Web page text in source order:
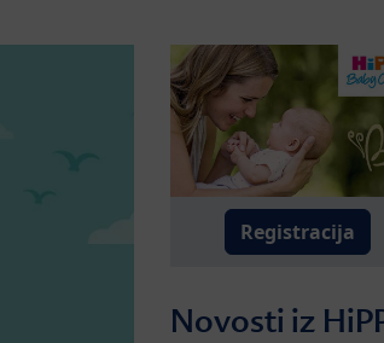
Registracija
Novosti iz